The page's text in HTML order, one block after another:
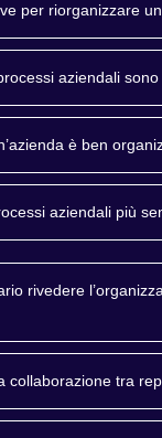
per riorganizzare
aziendali
è ben
aziendali più
rivedere
collaborazione tra